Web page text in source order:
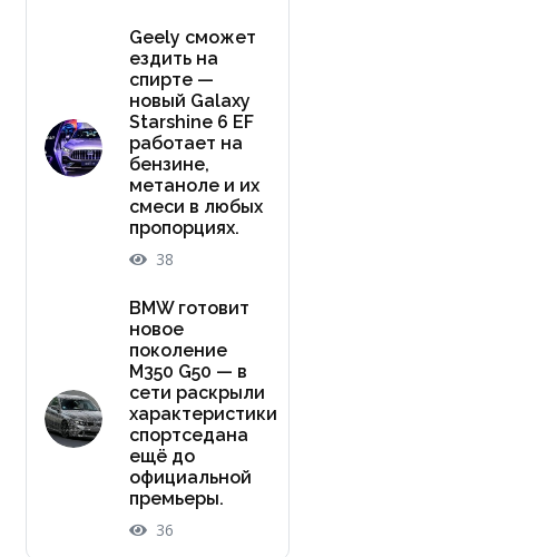
Geely сможет
ездить на
спирте —
новый Galaxy
Starshine 6 EF
работает на
бензине,
метаноле и их
смеси в любых
пропорциях.
38
BMW готовит
новое
поколение
M350 G50 — в
сети раскрыли
характеристики
спортседана
ещё до
официальной
премьеры.
36